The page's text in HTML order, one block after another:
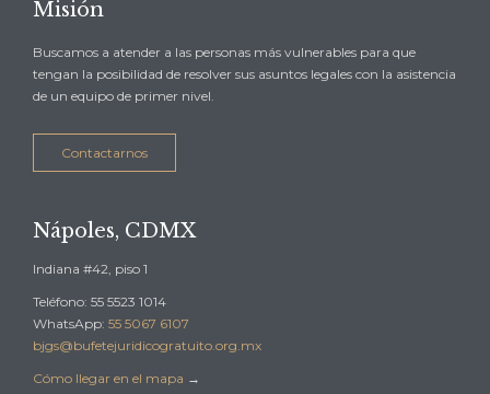
Misión
Buscamos a atender a las personas más vulnerables para que
tengan la posibilidad de resolver sus asuntos legales con la asistencia
de un equipo de primer nivel.
Contactarnos
Nápoles, CDMX
Indiana #42, piso 1
Teléfono: 55 5523 1014
WhatsApp: 55 5067 6107
bjgs@bufetejuridicogratuito.org.mx
Cómo llegar en el mapa →